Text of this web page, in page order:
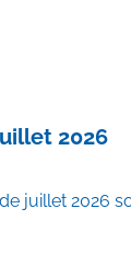
2026
juillet 2026